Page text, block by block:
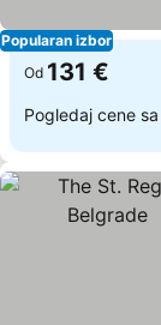
Popularan izbor
Od 131 €
Pogledaj cene sa